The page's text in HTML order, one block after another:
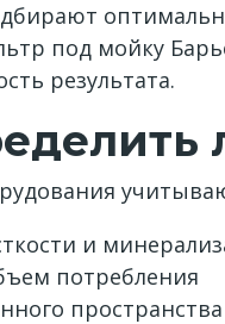
под мойку
результата.
и
потребления